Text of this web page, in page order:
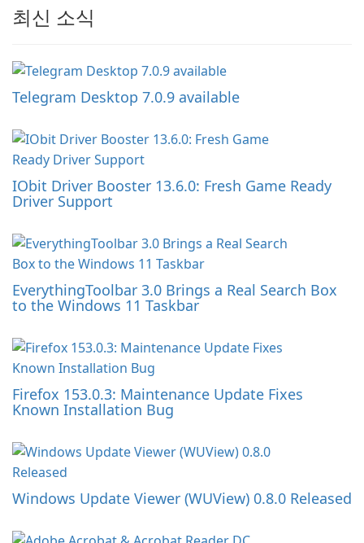
최신 소식
Telegram Desktop 7.0.9 available
IObit Driver Booster 13.6.0: Fresh Game Ready
Driver Support
EverythingToolbar 3.0 Brings a Real Search Box
to the Windows 11 Taskbar
Firefox 153.0.3: Maintenance Update Fixes
Known Installation Bug
Windows Update Viewer (WUView) 0.8.0 Released